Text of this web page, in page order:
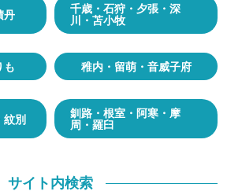
丹 千歳・石狩・夕張・深
川・苫小牧
も 稚内・留萌・音威子府
紋別 釧路・根室・阿寒・摩
周・羅臼
サイト内検索